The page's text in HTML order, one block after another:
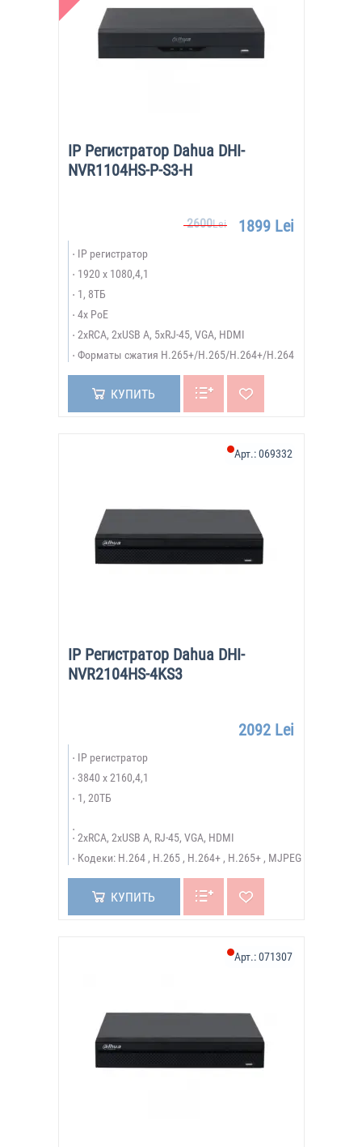
IP Регистратор Dahua DHI-
NVR1104HS-P-S3-H
2600Lei 1899 Lei
IP регистратор
1920 х 1080,4,1
1, 8ТБ
4x PoE
2xRCA, 2xUSB A, 5xRJ-45, VGA, HDMI
Форматы сжатия H.265+/H.265/H.264+/H.264
КУПИТЬ
IP Регистратор Dahua DHI-
NVR2104HS-4KS3
Арт.:069332
2092 Lei
IP регистратор
3840 x 2160,4,1
1, 20ТБ
2xRCA, 2xUSB A, RJ-45, VGA, HDMI
Кодеки: H.264 , H.265 , H.264+ , H.265+ , MJPEG
КУПИТЬ
Арт.:071307